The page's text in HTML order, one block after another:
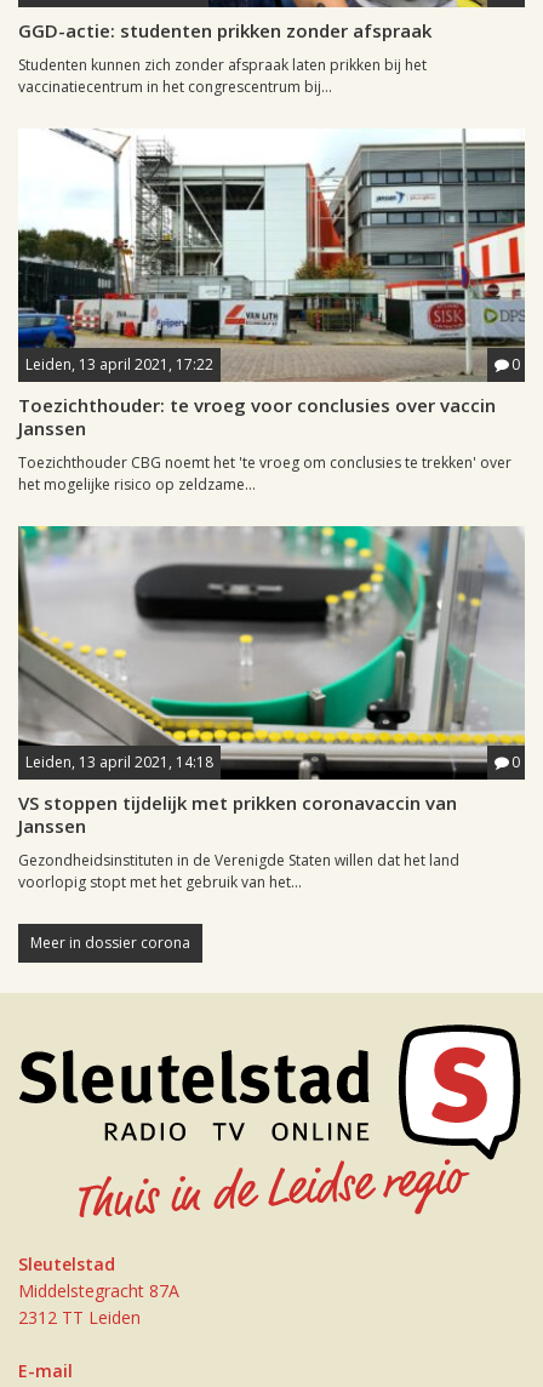
GGD-actie: studenten prikken zonder afspraak
Studenten kunnen zich zonder afspraak laten prikken bij het
vaccinatiecentrum in het congrescentrum bij...
Leiden, 13 april 2021, 17:22 0
Toezichthouder: te vroeg voor conclusies over vaccin
Janssen
Toezichthouder CBG noemt het 'te vroeg om conclusies te trekken' over
het mogelijke risico op zeldzame...
Leiden, 13 april 2021, 14:18 0
VS stoppen tijdelijk met prikken coronavaccin van
Janssen
Gezondheidsinstituten in de Verenigde Staten willen dat het land
voorlopig stopt met het gebruik van het...
Meer in dossier corona
Sleutelstad
Middelstegracht 87A
2312 TT Leiden
E-mail